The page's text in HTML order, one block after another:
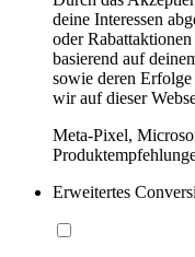
deine Interessen
oder
basierend auf
sowie deren
wir auf dieser
Meta-Pixel,
Erweitertes